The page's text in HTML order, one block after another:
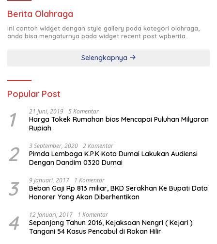
Berita Olahraga
Ini contoh widget dengan style gallery pada kategori olahraga,
anda bisa mengaturnya pada widget recent post wpberita.
Selengkapnya
Popular Post
1 21 Juni, 2019 5 Komentar
Harga Tokek Rumahan bias Mencapai Puluhan Milyaran
Rupiah
2 3 September, 2020 2 Komentar
Pimda Lembaga K.P.K Kota Dumai Lakukan Audiensi
Dengan Dandim 0320 Dumai
3 9 Januari, 2017 1 Komentar
Beban Gaji Rp 813 miliar, BKD Serakhan Ke Bupati Data
Honorer Yang Akan Diberhentikan
4 12 Januari, 2017 1 Komentar
Sepanjang Tahun 2016, Kejaksaan Nengri ( Kejari )
Tangani 54 Kasus Pencabul di Rokan Hilir